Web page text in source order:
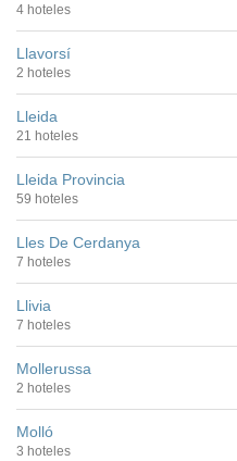
4 hoteles
Llavorsí
2 hoteles
Lleida
21 hoteles
Lleida Provincia
59 hoteles
Lles De Cerdanya
7 hoteles
Llivia
7 hoteles
Mollerussa
2 hoteles
Molló
3 hoteles